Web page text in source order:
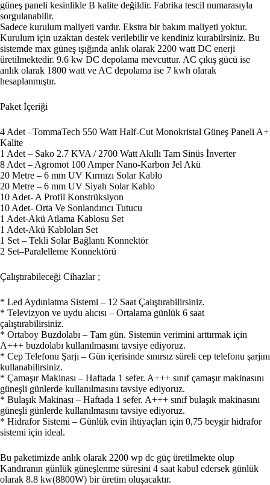
güneş paneli kesinlikle B kalite değildir. Fabrika tescil numarasıyla
sorgulanabilir.
Sadece kurulum maliyeti vardır. Ekstra bir bakım maliyeti yoktur.
Kurulum için uzaktan destek verilebilir ve kendiniz kurabilrsiniz. Bu
sistemde max güneş ışığında anlık olarak 2200 watt DC enerji
üretilmektedir. 9.6 kw DC depolama mevcuttur. AC çıkış gücü ise
anlık olarak 1800 watt ve AC depolama ise 7 kwh olarak
hesaplanmıştır.
Paket İçeriği
4 Adet –TommaTech 550 Watt Half-Cut Monokristal Güneş Paneli A+
Kalite
1 Adet – Sako 2.7 KVA / 2700 Watt Akıllı Tam Sinüs İnverter
8 Adet – Agromot 100 Amper Nano-Karbon Jel Akü
20 Metre – 6 mm UV Kırmızı Solar Kablo
20 Metre – 6 mm UV Siyah Solar Kablo
10 Adet- A Profil Konstrüksiyon
10 Adet- Orta Ve Sonlandırıcı Tutucu
1 Adet-Akü Atlama Kablosu Set
1 Adet-Akü Kabloları Set
1 Set – Tekli Solar Bağlantı Konnektör
2 Set–Paralelleme Konnektörü
Çalıştırabileceği Cihazlar ;
* Led Aydınlatma Sistemi – 12 Saat Çalıştırabilirsiniz.
* Televizyon ve uydu alıcısı – Ortalama günlük 6 saat
çalıştırabilirsiniz.
* Ortaboy Buzdolabı – Tam gün. Sistemin verimini arttırmak için
A+++ buzdolabı kullanılmasını tavsiye ediyoruz.
* Cep Telefonu Şarjı – Gün içerisinde sınırsız süreli cep telefonu şarjını
kullanabilirsiniz.
* Çamaşır Makinası – Haftada 1 sefer. A+++ sınıf çamaşır makinasını
güneşli günlerde kullanılmasını tavsiye ediyoruz.
* Bulaşık Makinası – Haftada 1 sefer. A+++ sınıf bulaşık makinasını
güneşli günlerde kullanılmasını tavsiye ediyoruz.
* Hidrafor Sistemi – Günlük evin ihtiyaçları için 0,75 beygir hidrafor
sistemi için ideal.
Bu paketimizde anlık olarak 2200 wp dc güç üretilmekte olup
Kandıranın günlük güneşlenme süresini 4 saat kabul edersek günlük
olarak 8.8 kw(8800W) bir üretim oluşacaktır.